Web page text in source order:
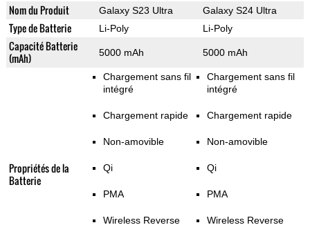
Nom du Produit Galaxy S23 Ultra Galaxy S24 Ultra
Type de Batterie Li-Poly Li-Poly
Capacité Batterie
(mAh)
5000 mAh 5000 mAh
Propriétés de la
Batterie
Chargement sans fil
intégré
Chargement rapide
Non-amovible
Qi
PMA
Wireless Reverse
Chargement sans fil
intégré
Chargement rapide
Non-amovible
Qi
PMA
Wireless Reverse